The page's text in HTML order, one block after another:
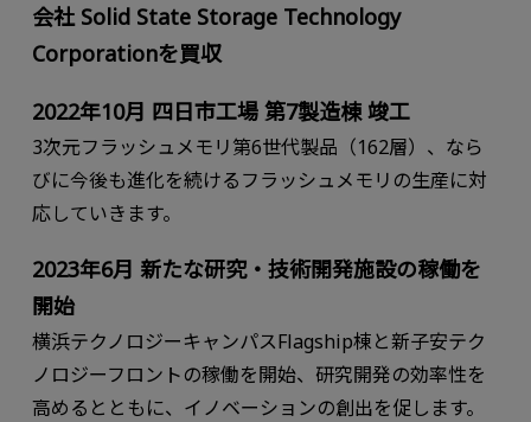
会社 Solid State Storage Technology
Corporationを買収
2022年10⽉ 四⽇市⼯場 第7製造棟 竣⼯
3次元フラッシュメモリ第6世代製品（162層）、なら
びに今後も進化を続けるフラッシュメモリの生産に対
応していきます。
2023年6月 新たな研究・技術開発施設の稼働を
開始
横浜テクノロジーキャンパスFlagship棟と新子安テク
ノロジーフロントの稼働を開始、研究開発の効率性を
高めるとともに、イノベーションの創出を促します。